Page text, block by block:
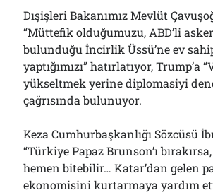
Dışişleri Bakanımız Mevlüt
“Müttefik olduğumuzu, ABD’li
bulunduğu İncirlik Üssü’ne ev
yaptığımızı” hatırlatıyor, Trump’a
yükseltmek yerine diplomasiyi
çağrısında bulunuyor.
Keza Cumhurbaşkanlığı Sözcüsü
“Türkiye Papaz Brunson’ı
hemen bitebilir… Katar’dan gelen
ekonomisini kurtarmaya yardım